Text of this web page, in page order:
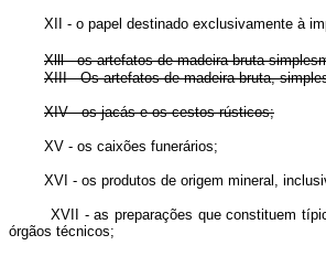
XII - o papel destinado exclusivamente à
Xlll - os artefatos de madeira bruta
XIII - Os artefatos de madeira bruta,
XIV - os jacás e os cestos rústicos;
XV - os caixões funerários;
XVI - os produtos de origem mineral,
XVII - as preparações que constituem típicos
órgãos técnicos;